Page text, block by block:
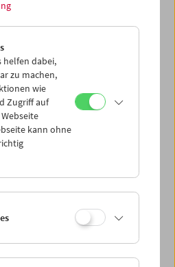
helfen dabei,
zu machen,
wie
Zugriff auf
kann ohne